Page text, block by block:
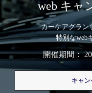
web キャ
カーケアグラン
特別なweb
開催期間：
キャ